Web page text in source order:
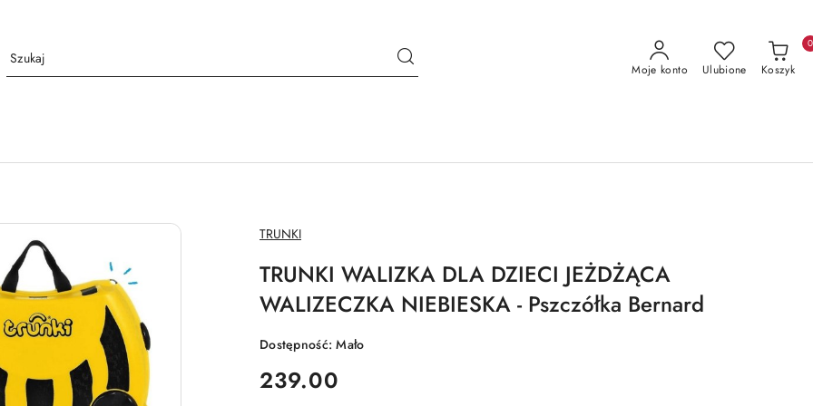
Moje konto Ulubione Koszyk
0
NAZWA
PRODUCENTA:
TRUNKI
TRUNKI WALIZKA DLA DZIECI JEŻDŻĄCA
WALIZECZKA NIEBIESKA - Pszczółka Bernard
Dostępność:Mało
cena:
239.00